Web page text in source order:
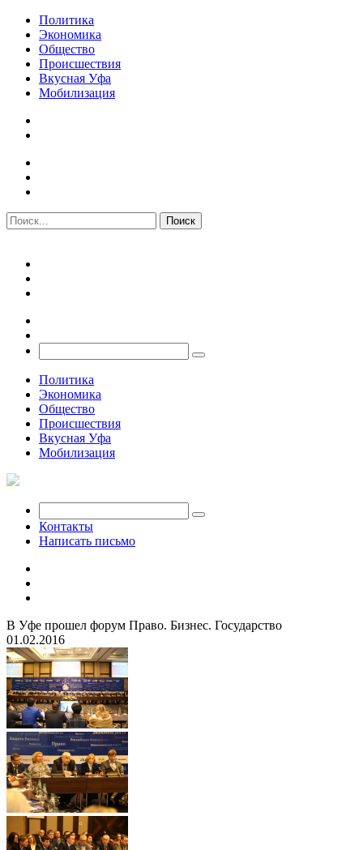
Политика
Экономика
Общество
Происшествия
Вкусная Уфа
Мобилизация
Политика
Экономика
Общество
Происшествия
Вкусная Уфа
Мобилизация
Контакты
Написать письмо
В Уфе прошел форум Право. Бизнес. Государство
01.02.2016